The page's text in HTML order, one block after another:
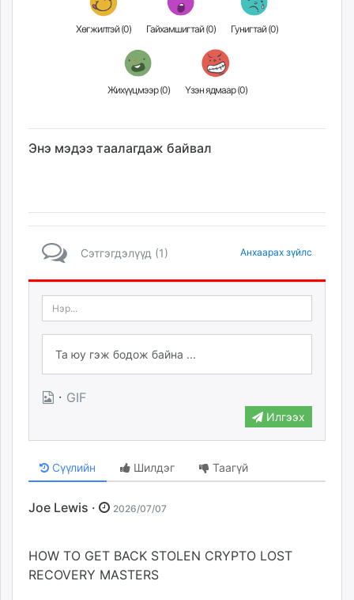
Хөгжилтэй (0) Гайхамшигтай (0) Гунигтай (0)
Жихүүцмээр (0) Үзэн ядмаар (0)
Энэ мэдээ таалагдаж байвал
Сэтгэгдэлүүд (1) Анхаарах зүйлс
· GIF
Илгээх
Сүүлийн Шилдэг Таагүй
Joe Lewis · 2026/07/07
HOW TO GET BACK STOLEN CRYPTO LOST
RECOVERY MASTERS